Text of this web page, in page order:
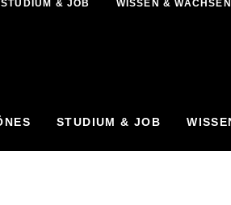
STUDIUM & JOB
STUDIUM & JOB WISSEN & WACHSEN